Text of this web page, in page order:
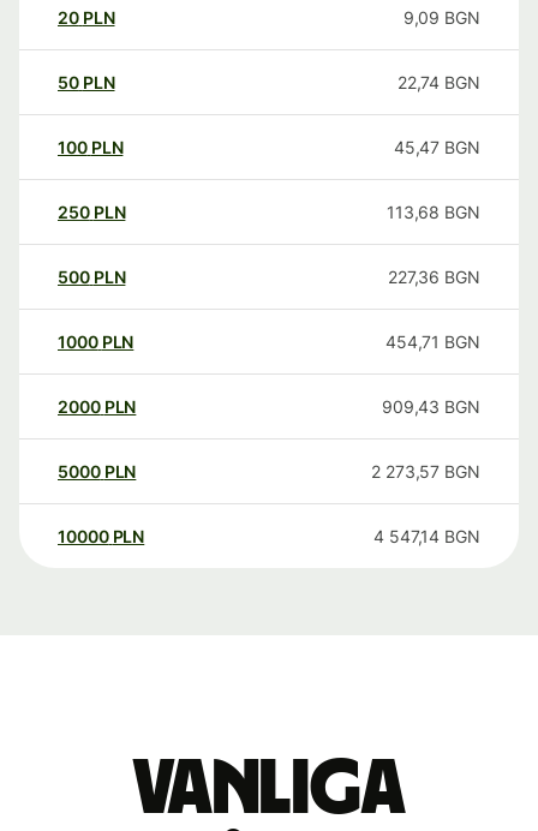
20 PLN 9,09 BGN
50 PLN 22,74 BGN
100 PLN 45,47 BGN
250 PLN 113,68 BGN
500 PLN 227,36 BGN
1000 PLN 454,71 BGN
2000 PLN 909,43 BGN
5000 PLN 2 273,57 BGN
10000 PLN 4 547,14 BGN
Vanliga